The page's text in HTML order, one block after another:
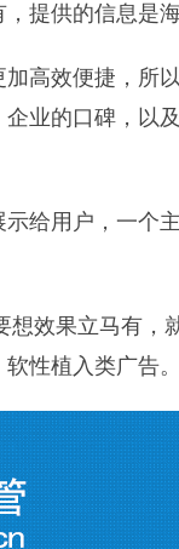
提供的信息是海
高效便捷，所
业的口碑，以
给用户，一个
想效果立马有，
性植入类广告。